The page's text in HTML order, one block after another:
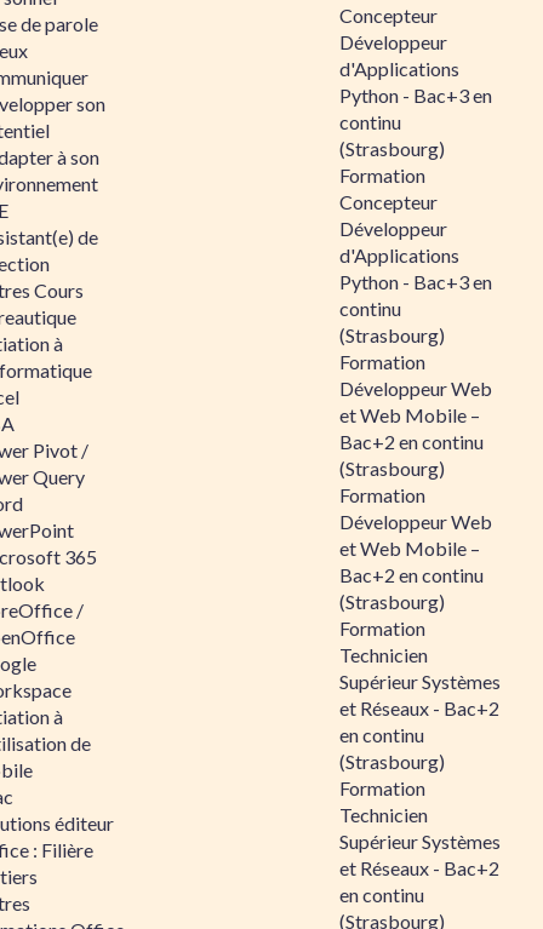
de parole
son
à son
de
Cours
à
Pivot /
Query
365
/
à
de
éditeur
: Filière
Concepteur
Développeur
d'Applications
Python - Bac+3 en
continu
(Strasbourg)
Formation
Concepteur
Développeur
d'Applications
Python - Bac+3 en
continu
(Strasbourg)
Formation
Développeur Web
et Web Mobile –
Bac+2 en continu
(Strasbourg)
Formation
Développeur Web
et Web Mobile –
Bac+2 en continu
(Strasbourg)
Formation
Technicien
Supérieur Systèmes
et Réseaux - Bac+2
en continu
(Strasbourg)
Formation
Technicien
Supérieur Systèmes
et Réseaux - Bac+2
en continu
(Strasbourg)